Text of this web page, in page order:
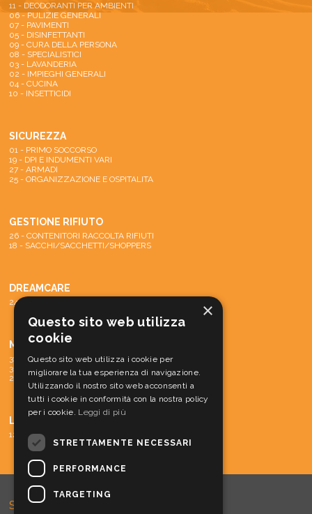
11 - DEODORANTI PER AMBIENTI
06 - PULIZIE GENERALI
07 - PAVIMENTI
05 - DISINFETTANTI
09 - CURA DELLA PERSONA
08 - SPECIALISTICI
03 - LAVANDERIA
02 - IMPIEGHI GENERALI
04 - CUCINA
10 - INSETTICIDI
SICUREZZA
01 - PRIMO SOCCORSO
19 - DPI E INDUMENTI VARI
27 - ARMADI
25 - ORGANIZZAZIONE E OSPITALITA
GESTIONE RIFIUTO
26 - CONTENITORI RACCOLTA RIFIUTI
18 - SACCHI/SACCHETTI/SHOPPERS
DREAMCARE
24 - SISTEMA DREAMCARE
MACCHINE
31 - PARTI DI RICAMBIO E ACCESSORI
30 - MATERIALE CONS. MACCH.
29 - MACCHINE
LINEA CORTESIA
12 - LINEA CORTESIA
SOVLA s.r.l.
×
Questo sito web utilizza
cookie
Questo sito web utilizza i cookie per
migliorare la tua esperienza di navigazione.
Utilizzando il nostro sito web acconsenti a
tutti i cookie in conformità con la nostra policy
per i cookie. Leggi di più
STRETTAMENTE NECESSARI
PERFORMANCE
TARGETING